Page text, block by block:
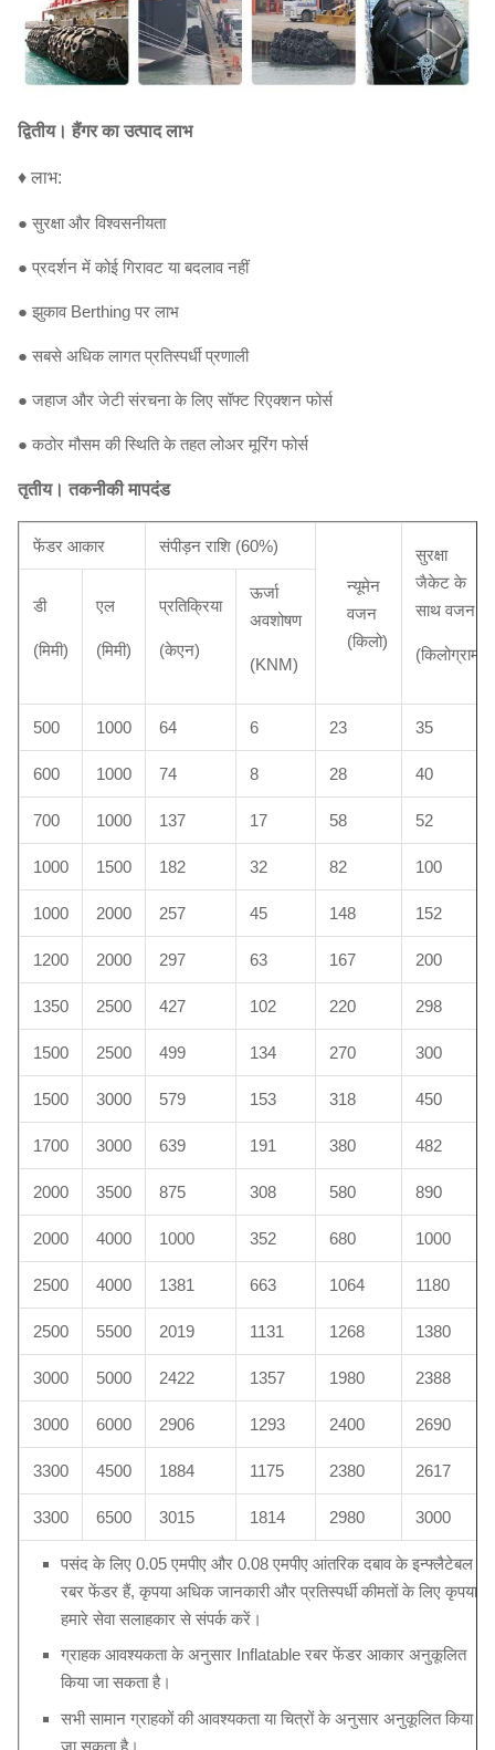
द्वितीय। हैंगर का उत्पाद लाभ
♦ लाभ:
● सुरक्षा और विश्वसनीयता
● प्रदर्शन में कोई गिरावट या बदलाव नहीं
● झुकाव Berthing पर लाभ
● सबसे अधिक लागत प्रतिस्पर्धी प्रणाली
● जहाज और जेटी संरचना के लिए सॉफ्ट रिएक्शन फोर्स
● कठोर मौसम की स्थिति के तहत लोअर मूरिंग फोर्स
तृतीय। तकनीकी मापदंड
फेंडर आकार संपीड़न राशि (60%)
न्यूमेन
वजन
(किलो)
सुरक्षा
जैकेट के
साथ वजन
(किलोग्राम)
डी
(मिमी)
एल
(मिमी)
प्रतिक्रिया
(केएन)
ऊर्जा
अवशोषण
(KNM)
500 1000 64 6 23 35
600 1000 74 8 28 40
700 1000 137 17 58 52
1000 1500 182 32 82 100
1000 2000 257 45 148 152
1200 2000 297 63 167 200
1350 2500 427 102 220 298
1500 2500 499 134 270 300
1500 3000 579 153 318 450
1700 3000 639 191 380 482
2000 3500 875 308 580 890
2000 4000 1000 352 680 1000
2500 4000 1381 663 1064 1180
2500 5500 2019 1131 1268 1380
3000 5000 2422 1357 1980 2388
3000 6000 2906 1293 2400 2690
3300 4500 1884 1175 2380 2617
3300 6500 3015 1814 2980 3000
पसंद के लिए 0.05 एमपीए और 0.08 एमपीए आंतरिक दबाव के इन्फ्लैटेबल
रबर फेंडर हैं, कृपया अधिक जानकारी और प्रतिस्पर्धी कीमतों के लिए कृपया
हमारे सेवा सलाहकार से संपर्क करें।
ग्राहक आवश्यकता के अनुसार Inflatable रबर फेंडर आकार अनुकूलित
किया जा सकता है।
सभी सामान ग्राहकों की आवश्यकता या चित्रों के अनुसार अनुकूलित किया
जा सकता है।